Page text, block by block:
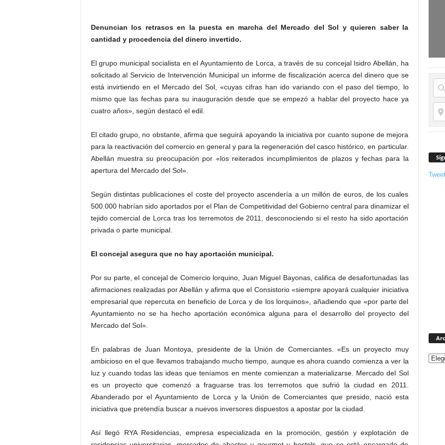
Denuncian los retrasos en la puesta en marcha del Mercado del Sol y quieren saber la
cantidad y procedencia del dinero invertido.
El grupo municipal socialista en el Ayuntamiento de Lorca, a través de su concejal Isidro Abellán, ha
solicitado al Servicio de Intervención Municipal un informe de fiscalización acerca del dinero que se
está invirtiendo en el Mercado del Sol, «cuyas cifras han ido variando con el paso del tiempo, lo
mismo que las fechas para su inauguración desde que se empezó a hablar del proyecto hace ya
cuatro años», según destacó el edil.
El citado grupo, no obstante, afirma que seguirá apoyando la iniciativa por cuanto supone de mejora
para la reactivación del comercio en general y para la regeneración del casco histórico, en particular.
Abellán muestra su preocupación por «los reiterados incumplimientos de plazos y fechas para la
apertura del Mercado del Sol».
Según distintas publicaciones el coste del proyecto ascendería a un millón de euros, de los cuales
500.000 habrían sido aportados por el Plan de Competitividad del Gobierno central para dinamizar el
tejido comercial de Lorca tras los terremotos de 2011, desconociendo si el resto ha sido aportación
privada o parte municipal.
El concejal asegura que no hay aportación municipal.
Por su parte, el concejal de Comercio lorquino, Juan Miguel Bayonas, califica de desafortunadas las
afirmaciones realizadas por Abellán y afirma que el Consistorio «siempre apoyará cualquier iniciativa
empresarial que repercuta en beneficio de Lorca y de los lorquinos», añadiendo que «por parte del
Ayuntamiento no se ha hecho aportación económica alguna para el desarrollo del proyecto del
Mercado del Sol».
En palabras de Juan Montoya, presidente de la Unión de Comerciantes. «Es un proyecto muy
ambicioso en el que llevamos trabajando mucho tiempo, aunque es ahora cuando comienza a ver la
luz y cuando todas las ideas que teníamos en mente comienzan a materializarse. Mercado del Sol
es un proyecto que comenzó a fraguarse tras los terremotos que sufrió la ciudad en 2011.
Abanderado por el Ayuntamiento de Lorca y la Unión de Comerciantes que presido, nació esta
iniciativa que pretendía buscar a nuevos inversores dispuestos a apostar por la ciudad.
Así llegó RYA Residencias, empresa especializada en la promoción, gestión y explotación de